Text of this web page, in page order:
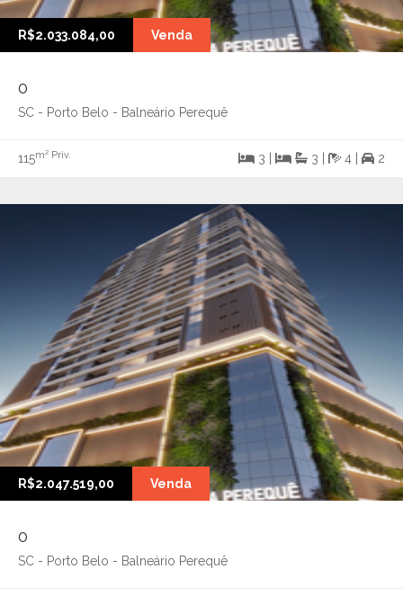
R$2.033.084,00 Venda
0
SC - Porto Belo - Balneário Perequê
115m² Priv. 3 | 3 | 4 | 2
R$2.047.519,00 Venda
0
SC - Porto Belo - Balneário Perequê